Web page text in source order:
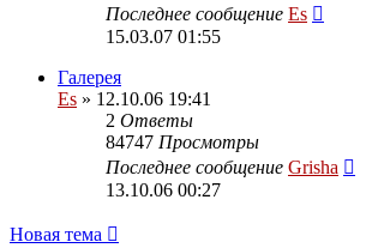
Последнее сообщение Es
15.03.07 01:55
Галерея
Es » 12.10.06 19:41
2 Ответы
84747 Просмотры
Последнее сообщение Grisha
13.10.06 00:27
Новая тема